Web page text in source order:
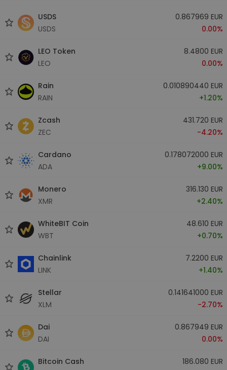
USDS
USDS
0.867969 EUR
0.00%
LEO Token
LEO
8.4800 EUR
0.00%
Rain
RAIN
0.010890440 EUR
+1.20%
Zcash
ZEC
431.720 EUR
-4.20%
Cardano
ADA
0.178072000 EUR
+9.00%
Monero
XMR
316.130 EUR
+2.40%
WhiteBIT Coin
WBT
48.610 EUR
+0.70%
Chainlink
LINK
7.2200 EUR
+1.40%
Stellar
XLM
0.141641000 EUR
-2.70%
Dai
DAI
0.867949 EUR
0.00%
Bitcoin Cash
186.080 EUR